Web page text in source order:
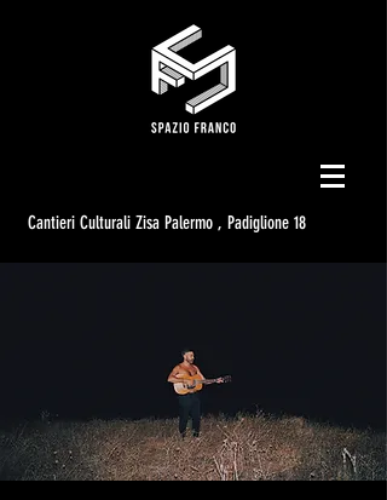
Cantieri Culturali Zisa Palermo , Padiglione 18